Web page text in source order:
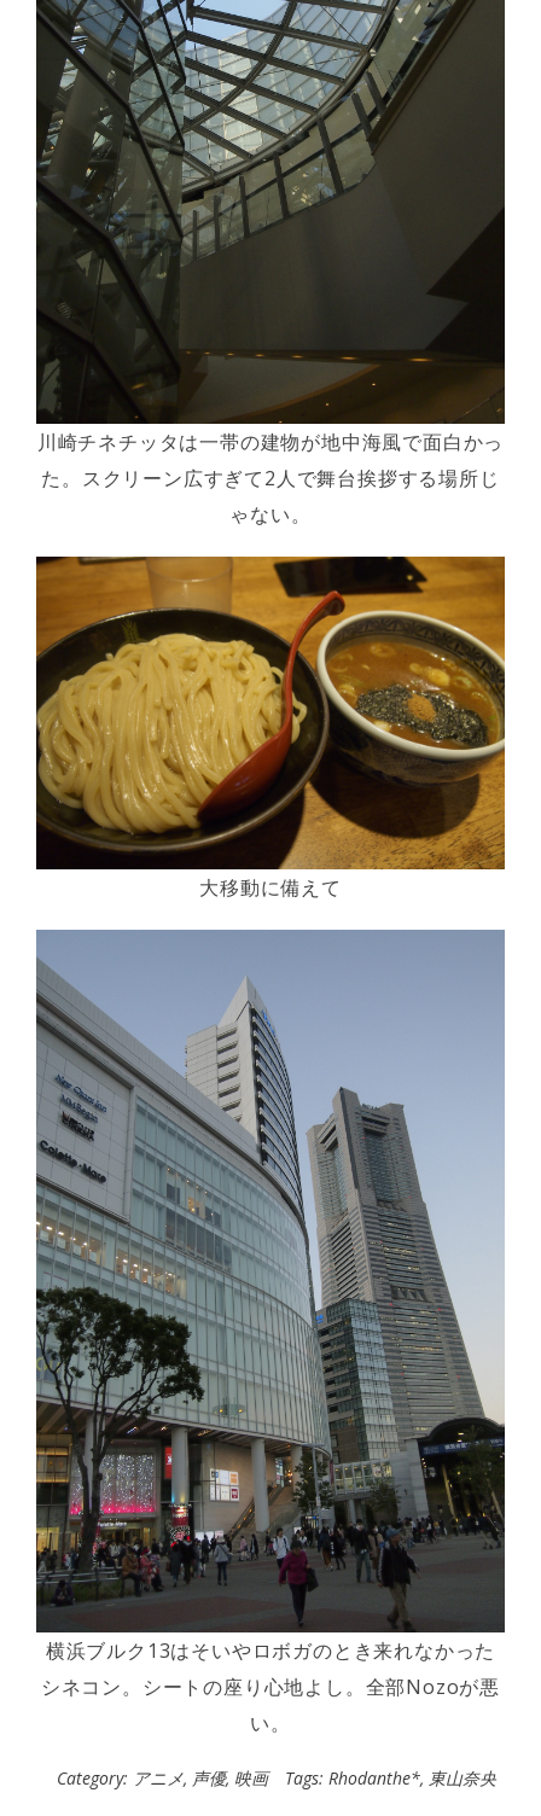
川崎チネチッタは一帯の建物が地中海風で面白かっ
た。スクリーン広すぎて2人で舞台挨拶する場所じ
ゃない。
大移動に備えて
横浜ブルク13はそいやロボガのとき来れなかった
シネコン。シートの座り心地よし。全部Nozoが悪
い。
Category: アニメ, 声優, 映画 Tags: Rhodanthe*, 東山奈央